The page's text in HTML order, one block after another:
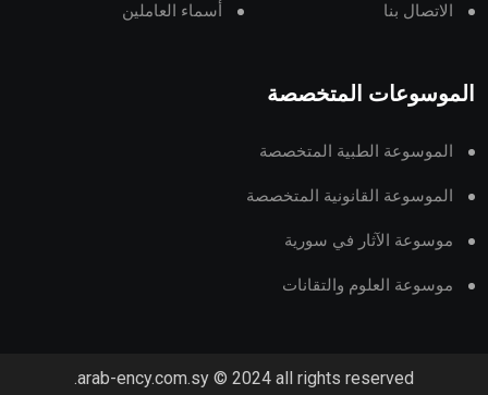
الاتصال بنا أسماء العاملين
الموسوعات المتخصصة
الموسوعة الطبية المتخصصة
الموسوعة القانونية المتخصصة
موسوعة الآثار في سورية
موسوعة العلوم والتقانات
arab-ency.com.sy © 2024 all rights reserved.